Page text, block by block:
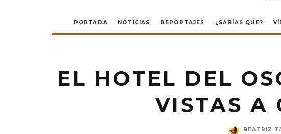
PORTADA NOTICIAS REPORTAJES ¿SABÍAS QUE?
EL HOTEL DEL
VISTAS A
BEATRIZ